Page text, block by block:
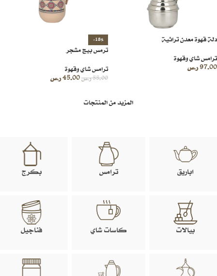
دلة قهوة معدن تراثية
ترامس شاي وقهوة
97.00ر.س
-18%
ترمس بيج مشجر
ترامس شاي وقهوة
55.00ر.س45.00ر.س
المزيد من المنتجات
اباريق ترامس بكرج
بيالات كاسات شاي فناجيل